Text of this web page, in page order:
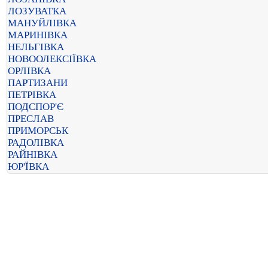
ЛОЗУВАТКА
МАНУЙЛІВКА
МАРИНІВКА
НЕЛЬГІВКА
НОВООЛЕКСІЇВКА
ОРЛІВКА
ПАРТИЗАНИ
ПЕТРІВКА
ПОДСПОР'Є
ПРЕСЛАВ
ПРИМОРСЬК
РАДОЛІВКА
РАЙНІВКА
ЮР'ЇВКА